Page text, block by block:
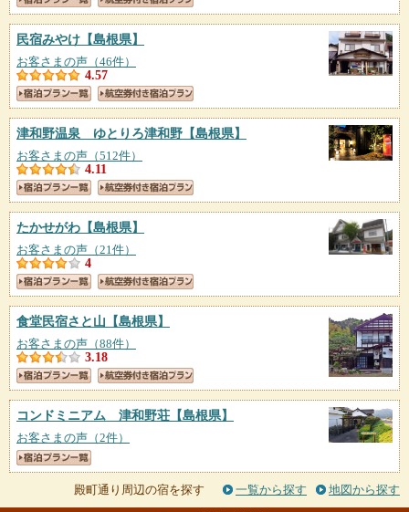
民宿みやけ 【島根県】
お客さまの声（46件）
4.57
津和野温泉 ゆとりろ津和野 【島根県】
お客さまの声（512件）
4.11
たかせがわ 【島根県】
お客さまの声（21件）
4
食堂民宿さと山 【島根県】
お客さまの声（88件）
3.18
コンドミニアム 津和野荘 【島根県】
お客さまの声（2件）
殿町通り周辺の宿を探す 一覧から探す 地図から探す